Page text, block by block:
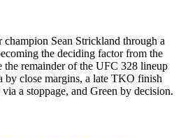
Sean Strickland through a
the deciding factor from the
remainder of the UFC 328 lineup
by close margins, a late TKO finish
a stoppage, and Green by decision.